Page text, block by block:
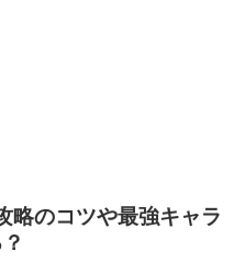
略のコツや最強キャラ